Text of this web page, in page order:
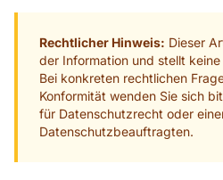
Rechtlicher Hinweis: Dieser
der Information und stellt
Bei konkreten rechtlichen
Konformität wenden Sie sich
für Datenschutzrecht oder
Datenschutzbeauftragten.